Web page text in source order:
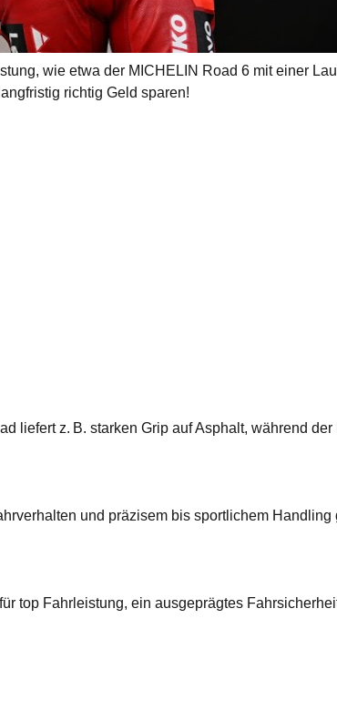
MOTORRAD die Marke Michelin zur Best
wie etwa der MICHELIN Road 6 mit einer
richtig Geld sparen!
liefert z. B. starken Grip auf Asphalt, während
und präzisem bis sportlichem
top Fahrleistung, ein ausgeprägtes